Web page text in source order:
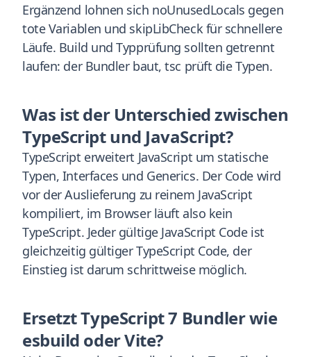
Ergänzend lohnen sich noUnusedLocals gegen
tote Variablen und skipLibCheck für schnellere
Läufe. Build und Typprüfung sollten getrennt
laufen: der Bundler baut, tsc prüft die Typen.
Was ist der Unterschied zwischen
TypeScript und JavaScript?
TypeScript erweitert JavaScript um statische
Typen, Interfaces und Generics. Der Code wird
vor der Auslieferung zu reinem JavaScript
kompiliert, im Browser läuft also kein
TypeScript. Jeder gültige JavaScript Code ist
gleichzeitig gültiger TypeScript Code, der
Einstieg ist darum schrittweise möglich.
Ersetzt TypeScript 7 Bundler wie
esbuild oder Vite?